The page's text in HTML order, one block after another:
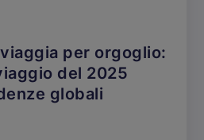
per orgoglio:
del 2025
globali